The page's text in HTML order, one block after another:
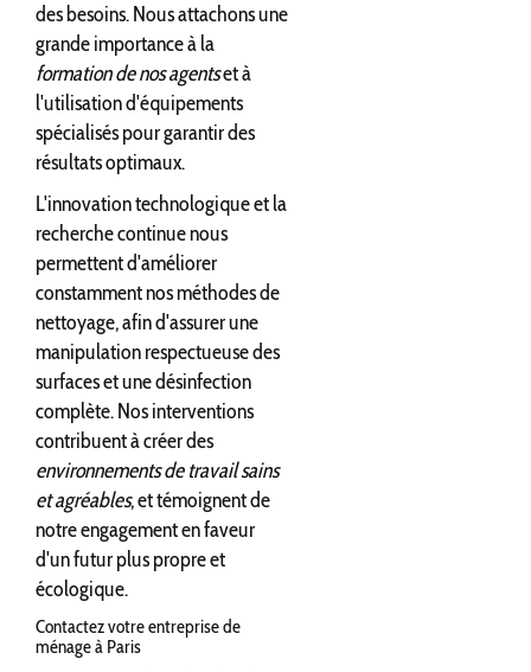
des besoins. Nous attachons une
grande importance à la
formation de nos agentset à
l'utilisation d'équipements
spécialisés pour garantir des
résultats optimaux.
L'innovation technologique et la
recherche continue nous
permettent d'améliorer
constamment nos méthodes de
nettoyage, afin d'assurer une
manipulation respectueuse des
surfaces et une désinfection
complète. Nos interventions
contribuent à créer des
environnements de travail sains
et agréables, et témoignent de
notre engagement en faveur
d'un futur plus propre et
écologique.
Contactez votre entreprise de
ménage à Paris